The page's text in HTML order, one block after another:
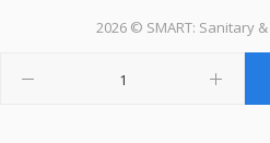
2026 © SMART: Sanitary